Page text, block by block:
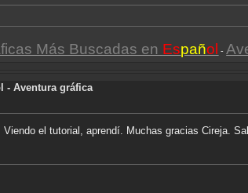
Más Buscadas en Español -
- Aventura gráfica
el tutorial, aprendí. Muchas gracias Cireja.